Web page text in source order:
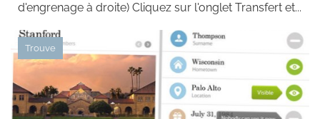
d'engrenage à droite) Cliquez sur l'onglet Transfert et...
Trouve